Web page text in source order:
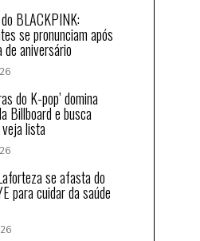
BLACKPINK:
se pronunciam após
de aniversário
do K-pop’ domina
Billboard e busca
lista
se afasta do
para cuidar da saúde